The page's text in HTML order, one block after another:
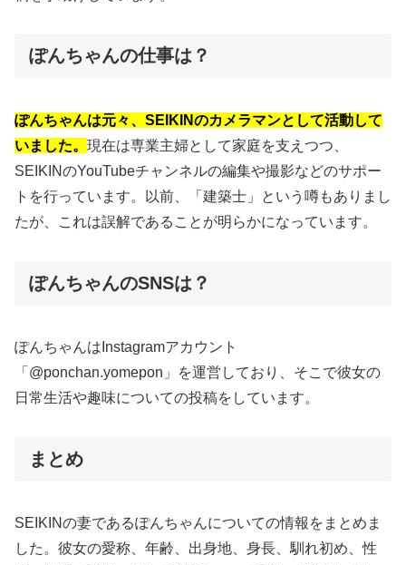
ぽんちゃんの仕事は？
ぽんちゃんは元々、SEIKINのカメラマンとして活動して
いました。 現在は専業主婦として家庭を支えつつ、
SEIKINのYouTubeチャンネルの編集や撮影などのサポー
トを行っています。以前、「建築士」という噂もありまし
たが、これは誤解であることが明らかになっています。
ぽんちゃんのSNSは？
ぽんちゃんはInstagramアカウント
「@ponchan.yomepon」を運営しており、そこで彼女の
日常生活や趣味についての投稿をしています。
まとめ
SEIKINの妻であるぽんちゃんについての情報をまとめま
した。彼女の愛称、年齢、出身地、身長、馴れ初め、性